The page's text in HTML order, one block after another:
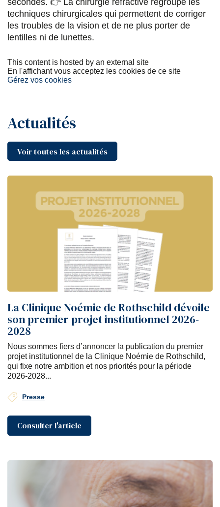
secondes. 👉 La chirurgie réfractive regroupe les
techniques chirurgicales qui permettent de corriger
les troubles de la vision et de ne plus porter de
lentilles ni de lunettes.
This content is hosted by an external site
En l'affichant vous acceptez les cookies de ce site
Gérez vos cookies
Actualités
Voir toutes les actualités
La Clinique Noémie de Rothschild dévoile
son premier projet institutionnel 2026-
2028
Nous sommes fiers d’annoncer la publication du premier
projet institutionnel de la Clinique Noémie de Rothschild,
qui fixe notre ambition et nos priorités pour la période
2026-2028...
Presse
Consulter l'article